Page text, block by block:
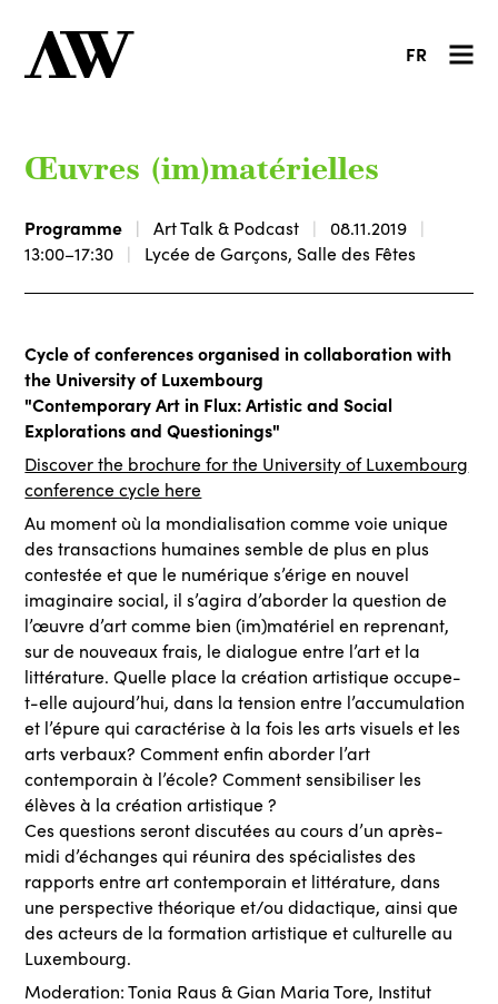
FR
Œuvres (im)matérielles
Programme Art Talk & Podcast
08.11.2019
13:00–17:30
Lycée de Garçons, Salle des Fêtes
Cycle of conferences organised in collaboration with
the University of Luxembourg
"Contemporary Art in Flux: Artistic and Social
Explorations and Questionings"
Discover the brochure for the University of Luxembourg
conference cycle here
Au moment où la mondialisation comme voie unique
des transactions humaines semble de plus en plus
contestée et que le numérique s’érige en nouvel
imaginaire social, il s’agira d’aborder la question de
l’œuvre d’art comme bien (im)matériel en reprenant,
sur de nouveaux frais, le dialogue entre l’art et la
littérature. Quelle place la création artistique occupe-
t-elle aujourd’hui, dans la tension entre l’accumulation
et l’épure qui caractérise à la fois les arts visuels et les
arts verbaux? Comment enfin aborder l’art
contemporain à l’école? Comment sensibiliser les
élèves à la création artistique ?
Ces questions seront discutées au cours d’un après-
midi d’échanges qui réunira des spécialistes des
rapports entre art contemporain et littérature, dans
une perspective théorique et/ou didactique, ainsi que
des acteurs de la formation artistique et culturelle au
Luxembourg.
Moderation: Tonia Raus & Gian Maria Tore, Institut